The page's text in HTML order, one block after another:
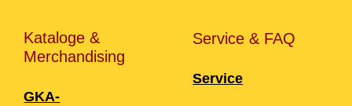
Kataloge &
Merchandising
GKA-
Service & FAQ
Service